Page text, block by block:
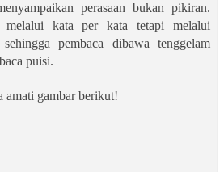
perasaan bukan pikiran.
melalui kata per kata tetapi melalui
pembaca dibawa tenggelam
puisi.
amati gambar berikut!